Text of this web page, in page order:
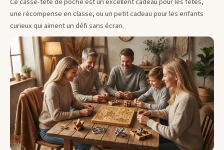
une récompense en classe, ou un petit cadeau pour les enfants
curieux qui aiment un défi sans écran.